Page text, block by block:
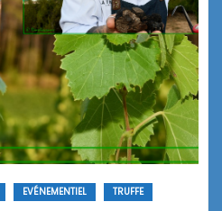
EVÉNEMENTIEL TRUFFE